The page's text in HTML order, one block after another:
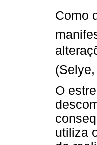
Como
O
utiliza